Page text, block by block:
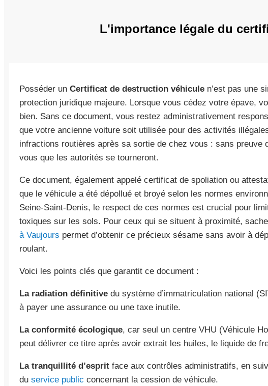
L'importance légale du
Posséder un Certificat de destruction véhicule n’est pas une
protection juridique majeure. Lorsque vous cédez votre épave,
bien. Sans ce document, vous restez administrativement
que votre ancienne voiture soit utilisée pour des activités
infractions routières après sa sortie de chez vous : sans preuve
vous que les autorités se tourneront.
Ce document, également appelé certificat de spoliation ou
que le véhicule a été dépollué et broyé selon les normes
Seine-Saint-Denis, le respect de ces normes est crucial pour
toxiques sur les sols. Pour ceux qui se situent à proximité,
à Vaujours permet d’obtenir ce précieux sésame sans avoir à
roulant.
Voici les points clés que garantit ce document :
La radiation définitive du système d’immatriculation national
à payer une assurance ou une taxe inutile.
La conformité écologique, car seul un centre VHU (Véhicule
peut délivrer ce titre après avoir extrait les huiles, le liquide de
La tranquillité d’esprit face aux contrôles administratifs, en
du service public concernant la cession de véhicule.